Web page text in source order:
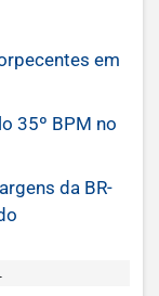
em
35º BPM no
da BR-